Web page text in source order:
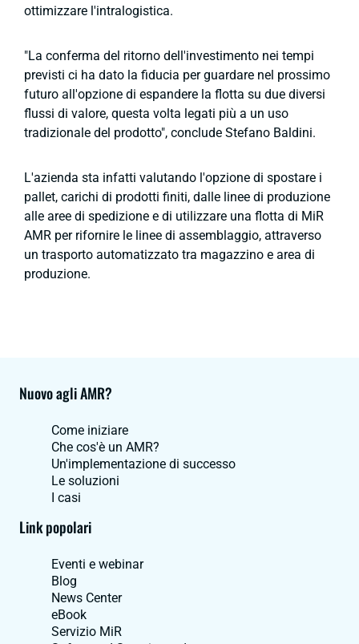
ottimizzare l'intralogistica.
"La conferma del ritorno dell'investimento nei tempi
previsti ci ha dato la fiducia per guardare nel prossimo
futuro all'opzione di espandere la flotta su due diversi
flussi di valore, questa volta legati più a un uso
tradizionale del prodotto", conclude Stefano Baldini.
L'azienda sta infatti valutando l'opzione di spostare i
pallet, carichi di prodotti finiti, dalle linee di produzione
alle aree di spedizione e di utilizzare una flotta di MiR
AMR per rifornire le linee di assemblaggio, attraverso
un trasporto automatizzato tra magazzino e area di
produzione.
Nuovo agli AMR?
Come iniziare
Che cos'è un AMR?
Un'implementazione di successo
Le soluzioni
I casi
Link popolari
Eventi e webinar
Blog
News Center
eBook
Servizio MiR